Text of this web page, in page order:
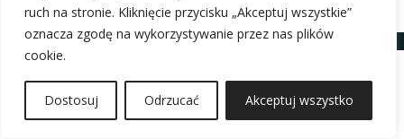
ruch na stronie. Kliknięcie przycisku „Akceptuj wszystkie”
oznacza zgodę na wykorzystywanie przez nas plików
cookie.
Dostosuj Odrzucać Akceptuj wszystko